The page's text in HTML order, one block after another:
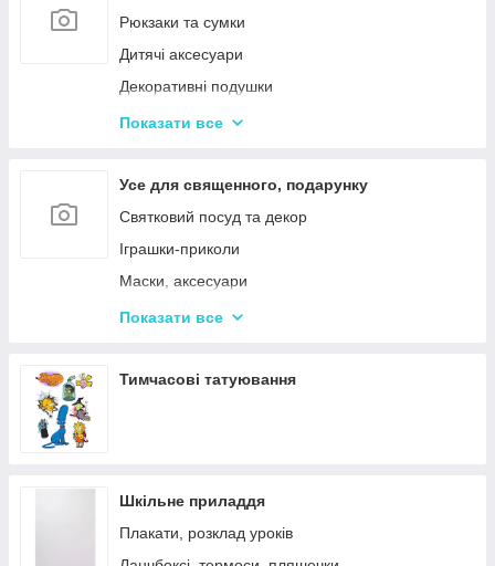
Рюкзаки та сумки
Дитячі аксесуари
Декоративні подушки
Дитячі парасольки
Показати все
Усе для священного, подарунку
Святковий посуд та декор
Іграшки-приколи
Маски, аксесуари
Повітряні кульки
Фоторамки і фотоальбоми
Показати все
Тимчасові татуювання
Шкільне приладдя
Плакати, розклад уроків